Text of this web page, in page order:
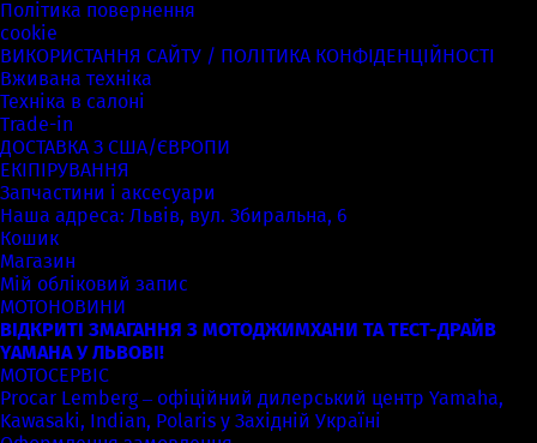
Політика повернення
cookie
ВИКОРИСТАННЯ САЙТУ / ПОЛІТИКА КОНФІДЕНЦІЙНОСТІ
Вживана техніка
Техніка в салоні
Trade-in
ДОСТАВКА З США/ЄВРОПИ
ЕКІПІРУВАННЯ
Запчастини і аксесуари
Наша адреса: Львів, вул. Збиральна, 6
Кошик
Магазин
Мій обліковий запис
МОТОНОВИНИ
ВІДКРИТІ ЗМАГАННЯ З МОТОДЖИМХАНИ ТА ТЕСТ-ДРАЙВ
YAMAHA У ЛЬВОВІ!
МОТОСЕРВІС
Procar Lemberg – офіційний дилерський центр Yamaha,
Kawasaki, Indian, Polaris у Західній Україні